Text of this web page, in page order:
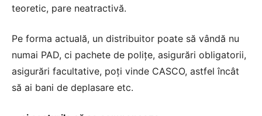
teoretic, pare neatractivă.
Pe forma actuală, un distribuitor poate să vândă nu
numai PAD, ci pachete de poliţe, asigurări obligatorii,
asigurări facultative, poţi vinde CASCO, astfel încât
să ai bani de deplasare etc.